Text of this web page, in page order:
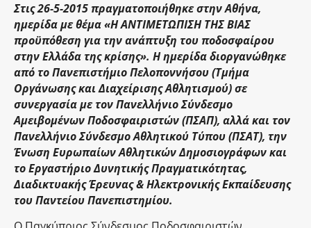
Στις 26-5-2015 πραγματοποιήθηκε στην Αθήνα,
ημερίδα με θέμα «Η ΑΝΤΙΜΕΤΩΠΙΣΗ ΤΗΣ ΒΙΑΣ
προϋπόθεση για την ανάπτυξη του ποδοσφαίρου
στην Ελλάδα της κρίσης». Η ημερίδα διοργανώθηκε
από το Πανεπιστήμιο Πελοποννήσου (Τμήμα
Οργάνωσης και Διαχείρισης Αθλητισμού) σε
συνεργασία με τον Πανελλήνιο Σύνδεσμο
Αμειβομένων Ποδοσφαιριστών (ΠΣΑΠ), αλλά και τον
Πανελλήνιο Σύνδεσμο Αθλητικού Τύπου (ΠΣΑΤ), την
Ένωση Ευρωπαίων Αθλητικών Δημοσιογράφων και
το Εργαστήριο Δυνητικής Πραγματικότητας,
Διαδικτυακής Έρευνας & Ηλεκτρονικής Εκπαίδευσης
του Παντείου Πανεπιστημίου.